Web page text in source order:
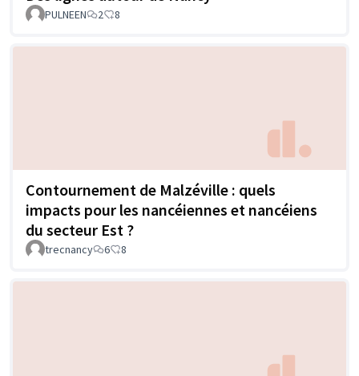
PULNEEN 2 8
Contournement de Malzéville : quels
impacts pour les nancéiennes et nancéiens
du secteur Est ?
trecnancy 6 8